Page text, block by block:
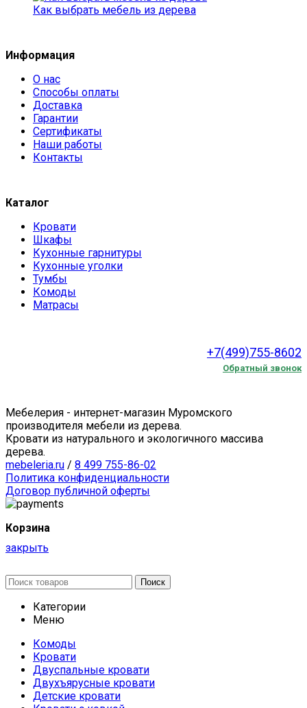
Как выбрать мебель из дерева
Информация
О нас
Способы оплаты
Доставка
Гарантии
Сертификаты
Наши работы
Контакты
Каталог
Кровати
Шкафы
Кухонные гарнитуры
Кухонные уголки
Тумбы
Комоды
Матрасы
+7(499)755-8602
Обратный звонок
Мебелерия - интернет-магазин Муромского
производителя мебели из дерева.
Кровати из натурального и экологичного массива
дерева.
mebeleria.ru / 8 499 755-86-02
Политика конфиденциальности
Договор публичной оферты
Корзина
закрыть
Поиск
Категории
Меню
Комоды
Кровати
Двуспальные кровати
Двухъярусные кровати
Детские кровати